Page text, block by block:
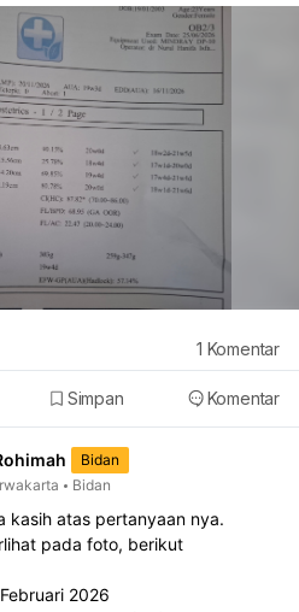
Simpan Komentar
1 Komentar
Bidan
Bidan
kasih atas pertanyaan nya.
pada foto, berikut
2026